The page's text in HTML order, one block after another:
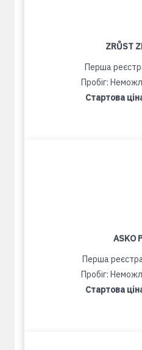
ZRŮST
Перша
Пробіг:
Стартова
ASKO
Перша
Пробіг:
Стартова